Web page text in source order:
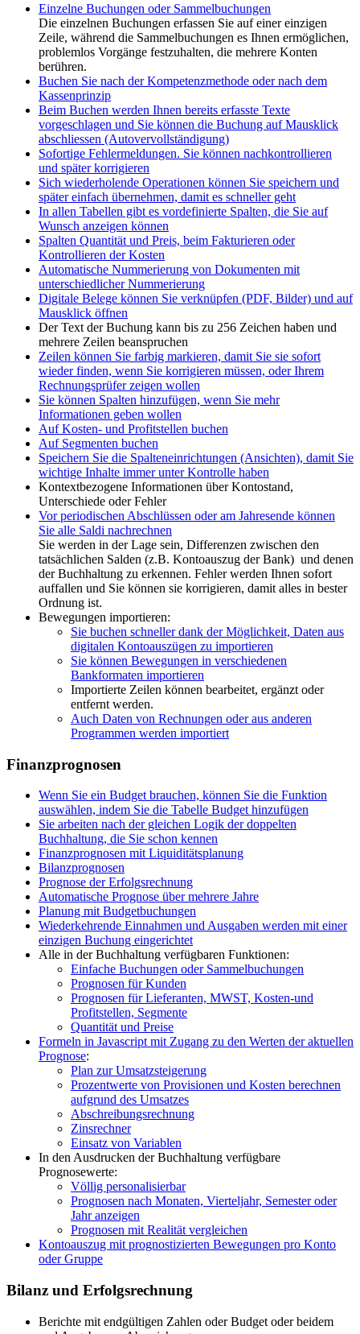
Einzelne Buchungen oder Sammelbuchungen
Die einzelnen Buchungen erfassen Sie auf einer einzigen
Zeile, während die Sammelbuchungen es Ihnen ermöglichen,
problemlos Vorgänge festzuhalten, die mehrere Konten
berühren.
Buchen Sie nach der Kompetenzmethode oder nach dem
Kassenprinzip
Beim Buchen werden Ihnen bereits erfasste Texte
vorgeschlagen und Sie können die Buchung auf Mausklick
abschliessen (Autovervollständigung)
Sofortige Fehlermeldungen. Sie können nachkontrollieren
und später korrigieren
Sich wiederholende Operationen können Sie speichern und
später einfach übernehmen, damit es schneller geht
In allen Tabellen gibt es vordefinierte Spalten, die Sie auf
Wunsch anzeigen können
Spalten Quantität und Preis, beim Fakturieren oder
Kontrollieren der Kosten
Automatische Nummerierung von Dokumenten mit
unterschiedlicher Nummerierung
Digitale Belege können Sie verknüpfen (PDF, Bilder) und auf
Mausklick öffnen
Der Text der Buchung kann bis zu 256 Zeichen haben und
mehrere Zeilen beanspruchen
Zeilen können Sie farbig markieren, damit Sie sie sofort
wieder finden, wenn Sie korrigieren müssen, oder Ihrem
Rechnungsprüfer zeigen wollen
Sie können Spalten hinzufügen, wenn Sie mehr
Informationen geben wollen
Auf Kosten- und Profitstellen buchen
Auf Segmenten buchen
Speichern Sie die Spalteneinrichtungen (Ansichten), damit Sie
wichtige Inhalte immer unter Kontrolle haben
Kontextbezogene Informationen über Kontostand,
Unterschiede oder Fehler
Vor periodischen Abschlüssen oder am Jahresende können
Sie alle Saldi nachrechnen
Sie werden in der Lage sein, Differenzen zwischen den
tatsächlichen Salden (z.B. Kontoauszug der Bank) und denen
der Buchhaltung zu erkennen. Fehler werden Ihnen sofort
auffallen und Sie können sie korrigieren, damit alles in bester
Ordnung ist.
Bewegungen importieren:
Sie buchen schneller dank der Möglichkeit, Daten aus
digitalen Kontoauszügen zu importieren
Sie können Bewegungen in verschiedenen
Bankformaten importieren
Importierte Zeilen können bearbeitet, ergänzt oder
entfernt werden.
Auch Daten von Rechnungen oder aus anderen
Programmen werden importiert
Finanzprognosen
Wenn Sie ein Budget brauchen, können Sie die Funktion
auswählen, indem Sie die Tabelle Budget hinzufügen
Sie arbeiten nach der gleichen Logik der doppelten
Buchhaltung, die Sie schon kennen
Finanzprognosen mit Liquiditätsplanung
Bilanzprognosen
Prognose der Erfolgsrechnung
Automatische Prognose über mehrere Jahre
Planung mit Budgetbuchungen
Wiederkehrende Einnahmen und Ausgaben werden mit einer
einzigen Buchung eingerichtet
Alle in der Buchhaltung verfügbaren Funktionen:
Einfache Buchungen oder Sammelbuchungen
Prognosen für Kunden
Prognosen für Lieferanten, MWST, Kosten-und
Profitstellen, Segmente
Quantität und Preise
Formeln in Javascript mit Zugang zu den Werten der aktuellen
Prognose:
Plan zur Umsatzsteigerung
Prozentwerte von Provisionen und Kosten berechnen
aufgrund des Umsatzes
Abschreibungsrechnung
Zinsrechner
Einsatz von Variablen
In den Ausdrucken der Buchhaltung verfügbare
Prognosewerte:
Völlig personalisierbar
Prognosen nach Monaten, Vierteljahr, Semester oder
Jahr anzeigen
Prognosen mit Realität vergleichen
Kontoauszug mit prognostizierten Bewegungen pro Konto
oder Gruppe
Bilanz und Erfolgsrechnung
Berichte mit endgültigen Zahlen oder Budget oder beidem